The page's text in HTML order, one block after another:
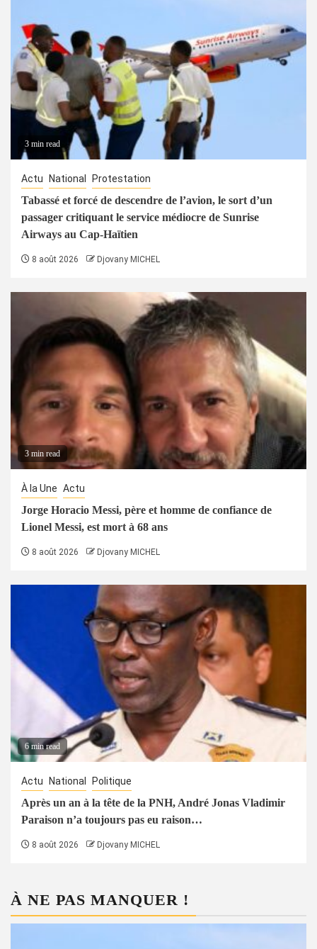
3 min read
Actu National Protestation
Tabassé et forcé de descendre de l’avion, le sort d’un
passager critiquant le service médiocre de Sunrise
Airways au Cap-Haïtien
8 août 2026 Djovany MICHEL
3 min read
À la Une Actu
Jorge Horacio Messi, père et homme de confiance de
Lionel Messi, est mort à 68 ans
8 août 2026 Djovany MICHEL
6 min read
Actu National Politique
Après un an à la tête de la PNH, André Jonas Vladimir
Paraison n’a toujours pas eu raison…
8 août 2026 Djovany MICHEL
À NE PAS MANQUER !